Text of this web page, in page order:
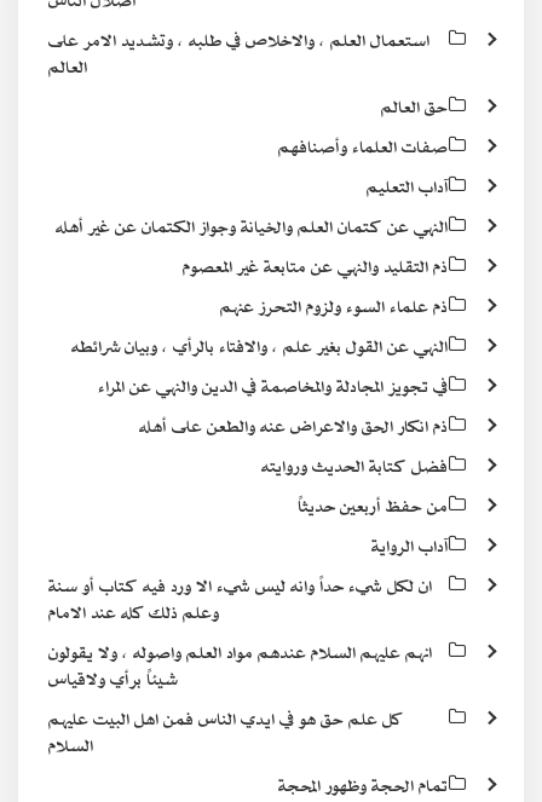
استعمال العلم ، والاخلاص في طلبه ، وتشديد الامر على
العالم
حق العالم
صفات العلماء وأصنافهم
آداب التعليم
النهي عن كتمان العلم والخيانة وجواز الكتمان عن غير أهله
ذم التقليد والنهي عن متابعة غير المعصوم
ذم علماء السوء ولزوم التحرز عنهم
النهي عن القول بغير علم ، والافتاء بالرأي ، وبيان شرائطه
في تجويز المجادلة والمخاصمة في الدين والنهي عن المراء
ذم انكار الحق والاعراض عنه والطعن على أهله
فضل كتابة الحديث وروايته
من حفظ أربعين حديثاً
آداب الرواية
ان لكل شيء حداً وانه ليس شيء الا ورد فيه كتاب أو سنة
وعلم ذلك كله عند الامام
انهم عليهم السلام عندهم مواد العلم واصوله ، ولا يقولون
شيئاً برأي ولاقياس
كل علم حق هو في ايدي الناس فمن اهل البيت عليهم
السلام
تمام الحجة وظهور المحجة